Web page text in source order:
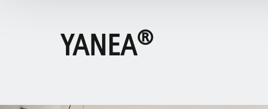
YANEA®